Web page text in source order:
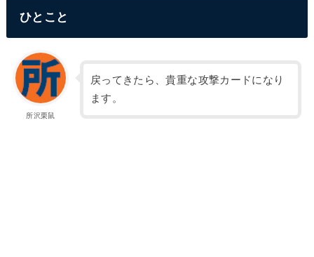
ひとこと
所沢栗鼠
戻ってきたら、貴重な攻撃カードになり
ます。